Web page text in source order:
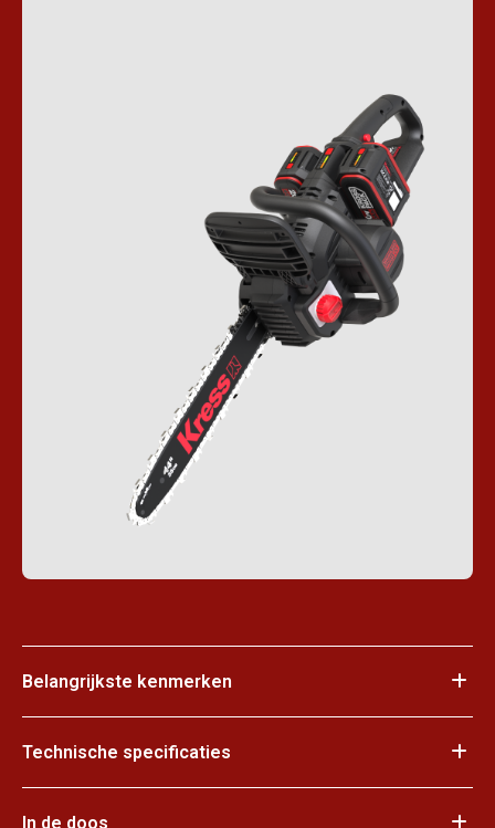
Belangrijkste kenmerken
Technische specificaties
In de doos